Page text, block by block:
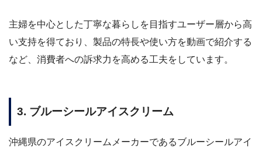
主婦を中心とした丁寧な暮らしを目指すユーザー層から高
い支持を得ており、製品の特長や使い方を動画で紹介する
など、消費者への訴求力を高める工夫をしています。
3. ブルーシールアイスクリーム
沖縄県のアイスクリームメーカーであるブルーシールアイ